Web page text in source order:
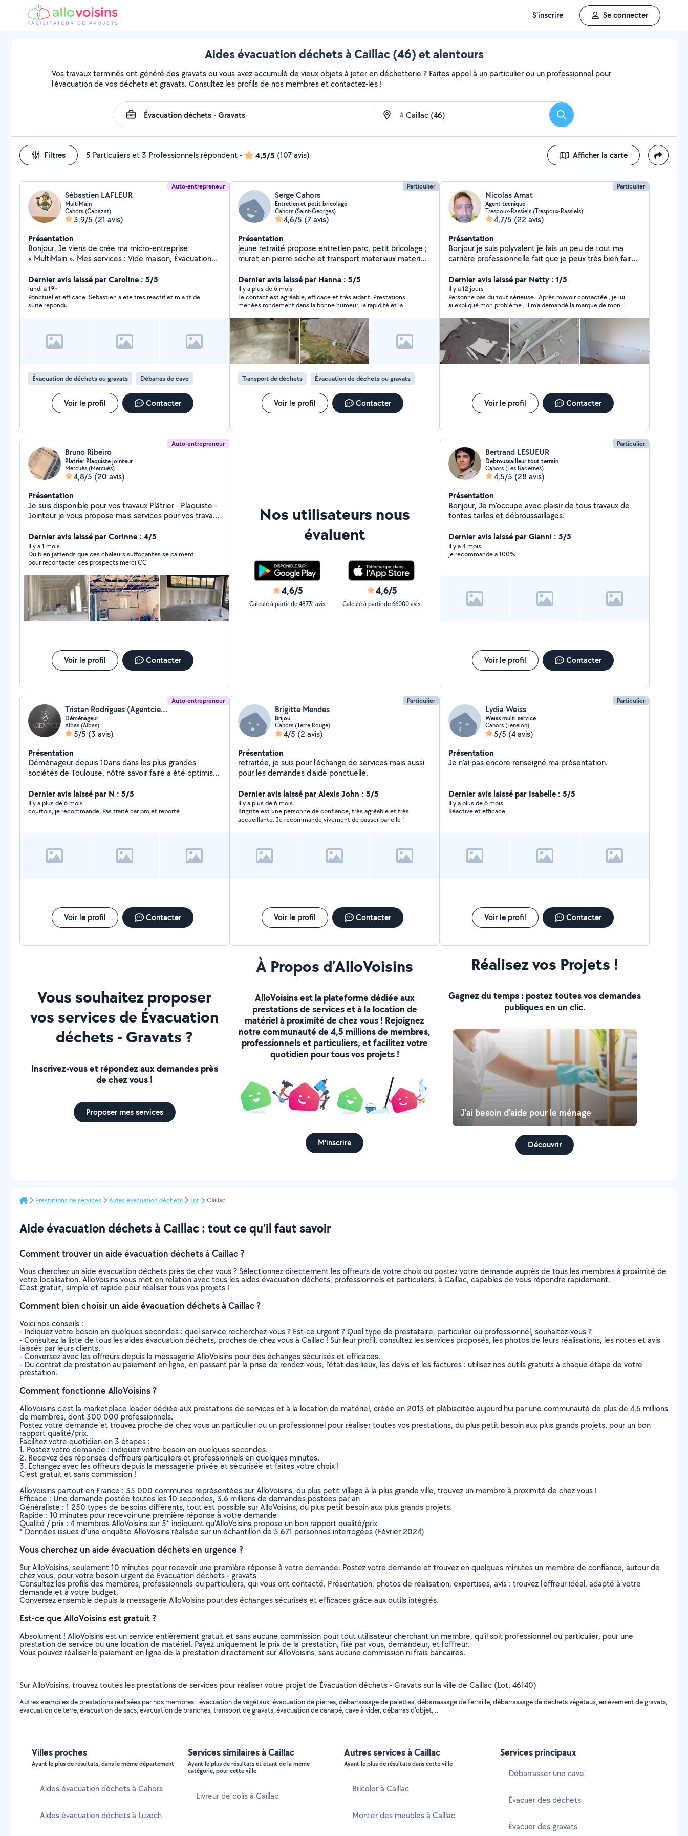
S'inscrire Se connecter
Aides évacuation déchets à Caillac (46) et alentours
Vos travaux terminés ont généré des gravats ou vous avez accumulé de vieux objets à jeter en déchetterie ? Faites appel à un particulier ou un professionnel pour
l'évacuation de vos déchets et gravats. Consultez les profils de nos membres et contactez-les !
à Rechercher
Filtres 5 Particuliers et 3 Professionnels répondent- 4,5/5 (107 avis) Afficher la carte
Auto-entrepreneur
Sébastien LAFLEUR
MultiMain
Cahors (Cabazat)
3,9/5 (21 avis)
Présentation
Bonjour, Je viens de crée ma micro-entreprise
« MultiMain ». Mes services : Vide maison, Évacuation
Rachat divers métaux. Je suis une personne motivée, à
l'écoute et ponctuelle. Je reste à votre disposition
pour tout demande d'information. Cordialement
M.Lafleur
Dernier avis laissé par Caroline : 5/5
lundi à 19h
Ponctuel et efficace. Sebastien a ete tres reactif et m a tt de
suite repondu.
Évacuation de déchets ou gravats Débarras de cave
Voir le profil Contacter
Particulier
Serge Cahors
Entretien et petit bricolage
Cahors (Saint-Georges)
4,6/5 (7 avis)
Présentation
jeune retraité propose entretien parc, petit bricolage ;
muret en pierre seche et transport materiaux materiel
Dernier avis laissé par Hanna : 5/5
Il y a plus de 6 mois
Le contact est agréable, efficace et très aidant. Prestations
menées rondement dans la bonne humeur, la rapidité et la
Transport de déchets Évacuation de déchets ou gravats
Voir le profil Contacter
Particulier
Nicolas Amat
Agent tecnique
Trespoux-Rassiels (Trespoux-Rassiels)
4,7/5 (22 avis)
Présentation
Bonjour je suis polyvalent je fais un peu de tout ma
carrière professionnelle fait que je peux très bien faire
Dernier avis laissé par Netty : 1/5
Il y a 12 jours
Personne pas du tout sérieuse . Après m'avoir contactée , je lui
ai expliqué mon problème , il m'a demandé la marque de mon
je n'ai eu aucune nouvelle de lui .
Voir le profil Contacter
Auto-entrepreneur
Bruno Ribeiro
Platrier Plaquiste jointeur
Mercuès (Mercuès)
4,8/5 (20 avis)
Présentation
Je suis disponible pour vos travaux Plâtrier - Plaquiste -
Jointeur je vous propose mais services pour vos travaux
Placo ( plafond / doublage / cloison / isolation Joints
Plâtreries ( plâtre à l'ancienne / montages de cloisons
brique Démolitions J'espère vous aider dans vos
projets hésitez pas je suis à votre écoute pour vos
projets photos de chantier réaliser sur demande
Dernier avis laissé par Corinne : 4/5
Il y a 1 mois
Du bien j’attends que ces chaleurs suffocantes se calment
pour recontacter ces prospects merci CC
Voir le profil Contacter
Nos utilisateurs nous
évaluent
4,6/5
Calculé à partir de 48731 avis
4,6/5
Calculé à partir de 66000 avis
Particulier
Bertrand LESUEUR
Debroussailleur tout terrain
Cahors (Les Badernes)
4,5/5 (28 avis)
Présentation
Bonjour, Je m'occupe avec plaisir de tous travaux de
tontes tailles et débroussaillages.
Dernier avis laissé par Gianni : 5/5
Il y a 4 mois
je recommande a 100%
Voir le profil Contacter
Auto-entrepreneur
Tristan Rodrigues (Agentcie transport)
Déménageur
Albas (Albas)
5/5 (3 avis)
Présentation
Déménageur depuis 10ans dans les plus grandes
sociétés de Toulouse, nôtre savoir faire a été optimisé
industriel, expert en emballage maritime, chargement
de containers , construction de mezzanine . Expert en
emballage fragile, nos équipes sont efficaces, poli est
Dernier avis laissé par N : 5/5
Il y a plus de 6 mois
courtois, je recommande. Pas traité car projet reporté
Voir le profil Contacter
Particulier
Brigitte Mendes
Brijou
Cahors (Terre Rouge)
4/5 (2 avis)
Présentation
retraitée, je suis pour l'échange de services mais aussi
pour les demandes d'aide ponctuelle.
Dernier avis laissé par Alexis John : 5/5
Il y a plus de 6 mois
Brigitte est une personne de confiance, très agréable et très
accueillante. Je recommande vivement de passer par elle !
Voir le profil Contacter
Particulier
Lydia Weiss
Weiss multi service
Cahors (Fenelon)
5/5 (4 avis)
Présentation
Je n'ai pas encore renseigné ma présentation.
Dernier avis laissé par Isabelle : 5/5
Il y a plus de 6 mois
Réactive et efficace
Voir le profil Contacter
Vous souhaitez proposer
vos services de Évacuation
déchets - Gravats ?
Inscrivez-vous et répondez aux demandes près
de chez vous !
Proposer mes services
À Propos d’AlloVoisins
AlloVoisins est la plateforme dédiée aux
prestations de services et à la location de
matériel à proximité de chez vous ! Rejoignez
notre communauté de 4,5 millions de membres,
professionnels et particuliers, et facilitez votre
quotidien pour tous vos projets !
M'inscrire
Réalisez vos Projets !
Gagnez du temps : postez toutes vos demandes
publiques en un clic.
J'ai besoin d'aide pour le ménage
Découvrir
Prestations de services Aides évacuation déchets Lot Caillac
Aide évacuation déchets à Caillac : tout ce qu’il faut savoir
Comment trouver un aide évacuation déchets à Caillac ?
Vous cherchez un aide évacuation déchets près de chez vous ? Sélectionnez directement les offreurs de votre choix ou postez votre demande auprès de tous les membres à proximité de
votre localisation. AlloVoisins vous met en relation avec tous les aides évacuation déchets, professionnels et particuliers, à Caillac, capables de vous répondre rapidement.
C’est gratuit, simple et rapide pour réaliser tous vos projets !
Comment bien choisir un aide évacuation déchets à Caillac ?
Voici nos conseils :
- Indiquez votre besoin en quelques secondes : quel service recherchez-vous ? Est-ce urgent ? Quel type de prestataire, particulier ou professionnel, souhaitez-vous ?
- Consultez la liste de tous les aides évacuation déchets, proches de chez vous à Caillac ! Sur leur profil, consultez les services proposés, les photos de leurs réalisations, les notes et avis
laissés par leurs clients.
- Conversez avec les offreurs depuis la messagerie AlloVoisins pour des échanges sécurisés et efficaces.
- Du contrat de prestation au paiement en ligne, en passant par la prise de rendez-vous, l’état des lieux, les devis et les factures : utilisez nos outils gratuits à chaque étape de votre
prestation.
Comment fonctionne AlloVoisins ?
AlloVoisins c’est la marketplace leader dédiée aux prestations de services et à la location de matériel, créée en 2013 et plébiscitée aujourd’hui par une communauté de plus de 4,5 millions
de membres, dont 300 000 professionnels.
Postez votre demande et trouvez proche de chez vous un particulier ou un professionnel pour réaliser toutes vos prestations, du plus petit besoin aux plus grands projets, pour un bon
rapport qualité/prix.
Facilitez votre quotidien en 3 étapes :
1. Postez votre demande : indiquez votre besoin en quelques secondes.
2. Recevez des réponses d’offreurs particuliers et professionnels en quelques minutes.
3. Echangez avec les offreurs depuis la messagerie privée et sécurisée et faites votre choix !
C’est gratuit et sans commission !
AlloVoisins partout en France : 35 000 communes représentées sur AlloVoisins, du plus petit village à la plus grande ville, trouvez un membre à proximité de chez vous !
Efficace : Une demande postée toutes les 10 secondes, 3.6 millions de demandes postées par an
Généraliste : 1 250 types de besoins différents, tout est possible sur AlloVoisins, du plus petit besoin aux plus grands projets.
Rapide : 10 minutes pour recevoir une première réponse à votre demande
Qualité / prix : 4 membres AlloVoisins sur 5* indiquent qu’AlloVoisins propose un bon rapport qualité/prix
* Données issues d’une enquête AlloVoisins réalisée sur un échantillon de 5 671 personnes interrogées (Février 2024)
Vous cherchez un aide évacuation déchets en urgence ?
Sur AlloVoisins, seulement 10 minutes pour recevoir une première réponse à votre demande. Postez votre demande et trouvez en quelques minutes un membre de confiance, autour de
chez vous, pour votre besoin urgent de Évacuation déchets - gravats
Consultez les profils des membres, professionnels ou particuliers, qui vous ont contacté. Présentation, photos de réalisation, expertises, avis : trouvez l'offreur idéal, adapté à votre
demande et à votre budget.
Conversez ensemble depuis la messagerie AlloVoisins pour des échanges sécurisés et efficaces grâce aux outils intégrés.
Est-ce que AlloVoisins est gratuit ?
Absolument ! AlloVoisins est un service entièrement gratuit et sans aucune commission pour tout utilisateur cherchant un membre, qu’il soit professionnel ou particulier, pour une
prestation de service ou une location de matériel. Payez uniquement le prix de la prestation, fixé par vous, demandeur, et l’offreur.
Vous pouvez réaliser le paiement en ligne de la prestation directement sur AlloVoisins, sans aucune commission ni frais bancaires.
Sur AlloVoisins, trouvez toutes les prestations de services pour réaliser votre projet de Évacuation déchets - Gravats sur la ville de Caillac (Lot, 46140)
Autres exemples de prestations réalisées par nos membres : évacuation de végétaux, évacuation de pierres, débarrassage de palettes, débarrassage de ferraille, débarrassage de déchets végétaux, enlèvement de gravats,
évacuation de terre, évacuation de sacs, évacuation de branches, transport de gravats, évacuation de canapé, cave à vider, débarras d'objet, ..
Villes proches
Ayant le plus de résultats, dans le même département
Aides évacuation déchets à Cahors
Aides évacuation déchets à Luzech
Services similaires à Caillac
Ayant le plus de résultats et étant de la même
catégorie, pour cette ville
Livreur de colis à Caillac
Autres services à Caillac
Ayant le plus de résultats dans cette ville
Bricoler à Caillac
Monter des meubles à Caillac
Services principaux
Débarrasser une cave
Évacuer des déchets
Évacuer des gravats